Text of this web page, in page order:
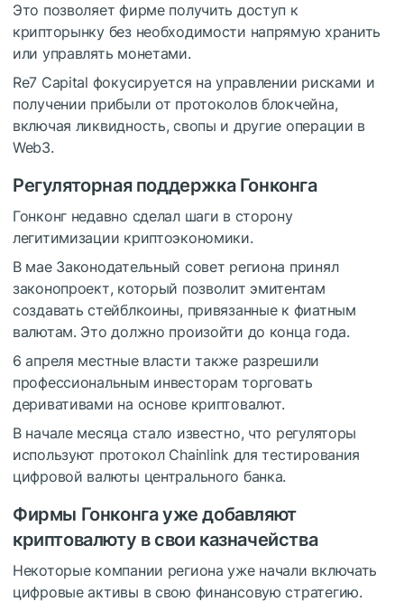
Это позволяет фирме получить доступ к
крипторынку без необходимости напрямую хранить
или управлять монетами.
Re7 Capital фокусируется на управлении рисками и
получении прибыли от протоколов блокчейна,
включая ликвидность, свопы и другие операции в
Web3.
Регуляторная поддержка Гонконга
Гонконг недавно сделал шаги в сторону
легитимизации криптоэкономики.
В мае Законодательный совет региона принял
законопроект, который позволит эмитентам
создавать стейблкоины, привязанные к фиатным
валютам. Это должно произойти до конца года.
6 апреля местные власти также разрешили
профессиональным инвесторам торговать
деривативами на основе криптовалют.
В начале месяца стало известно, что регуляторы
используют протокол Chainlink для тестирования
цифровой валюты центрального банка.
Фирмы Гонконга уже добавляют
криптовалюту в свои казначейства
Некоторые компании региона уже начали включать
цифровые активы в свою финансовую стратегию.